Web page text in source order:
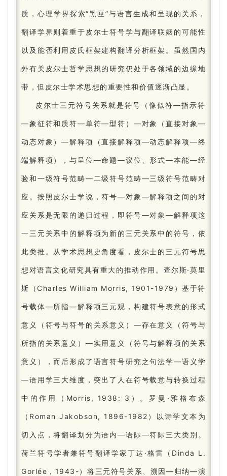
质，心理学界探索“黑匣”与语言生成和呈现的关系，
翻译学界则着重于皮尔士符号学与翻译联姻的可能性
以及能否利用皮氏框架建构翻译分析框架。 虽然国内
外有关皮尔士哲学思想的研究仍处于各领域的边缘地
带，但皮尔士学术思想的重要性和价值逐渐凸显。
皮尔士三元符号关系就是符号（像似符—指示符
—象征符和质符—单符—型符）—对象（直接对象—
动态对象）—解释项（直接解释项—动态解释项—终
端解释项），与呈位—命题—议位、形式—本能—经
验和一级符号范畴—二级符号范畴—三级符号范畴对
应。 按照皮尔士学说，符号—对象—解释项之间的对
应关系是无限的递归过程，即符号—对象—解释项这
一三元关系中的解释项为新的三元关系中的符号，依
此类推。 从学术思想史角度看，皮尔士的三元符号思
想对语言文化研究具有重大的推动作用。 查尔斯·莫里
斯（Charles William Morris, 1901-1979）基于符
号载体—所指—解释项三元观，构建符号表意的形式
意义（符号与符号的关系意义）—存在意义（符号与
所指的关系意义）—实用意义（符号与解释项的关系
意义），而后形成了语言符号研究之句法学—语义学
—语用学三大维度，突出了人在符号载意与转换过程
中的作用（Morris, 1938: 3）。 罗曼·雅格布森
（Roman Jakobson, 1896-1982）以诗学文本为
切入点，将翻译划分为语内—语际—符际三大类别。
荷兰符号学者兼符号翻译学家丁达·格雷（Dinda L.
Gorlée，1943-）将三元符号关系、溯因—归纳—演